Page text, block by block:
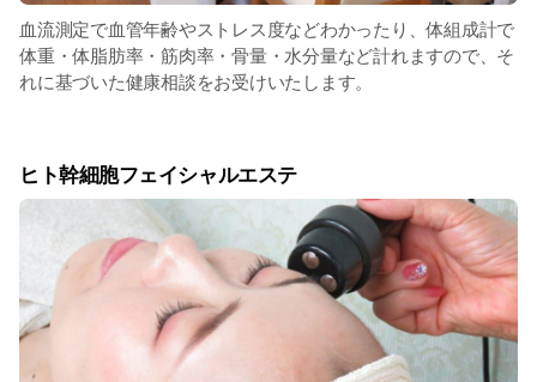
血流測定で血管年齢やストレス度などわかったり、体組成計で
体重・体脂肪率・筋肉率・骨量・水分量など計れますので、そ
れに基づいた健康相談をお受けいたします。
ヒト幹細胞フェイシャルエステ